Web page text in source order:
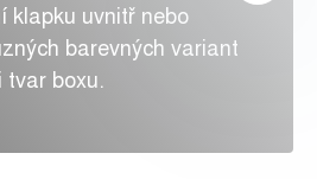
klapku uvnitř nebo
barevných variant
tvar boxu.